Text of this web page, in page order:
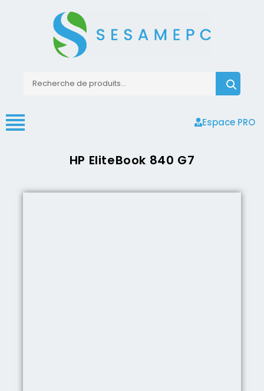
Espace PRO
HP EliteBook 840 G7